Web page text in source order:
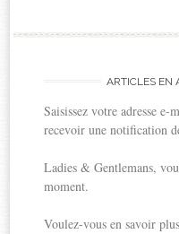
ARTICLES EN
Saisissez votre adresse
recevoir une notification
Ladies & Gentlemans,
moment.
Voulez-vous en savoir